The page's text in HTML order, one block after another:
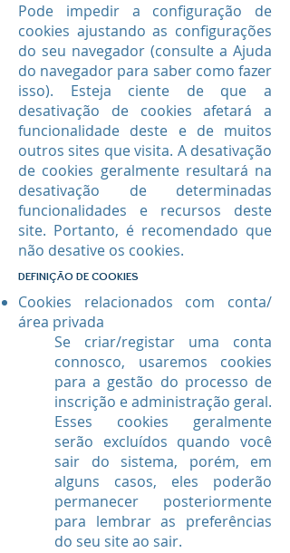
Pode impedir a configuração de
cookies ajustando as configurações
do seu navegador (consulte a Ajuda
do navegador para saber como fazer
isso). Esteja ciente de que a
desativação de cookies afetará a
funcionalidade deste e de muitos
outros sites que visita. A desativação
de cookies geralmente resultará na
desativação de determinadas
funcionalidades e recursos deste
site. Portanto, é recomendado que
não desative os cookies.
DEFINIÇÃO DE COOKIES
Cookies relacionados com conta/
área privada
Se criar/registar uma conta
connosco, usaremos cookies
para a gestão do processo de
inscrição e administração geral.
Esses cookies geralmente
serão excluídos quando você
sair do sistema, porém, em
alguns casos, eles poderão
permanecer posteriormente
para lembrar as preferências
do seu site ao sair.